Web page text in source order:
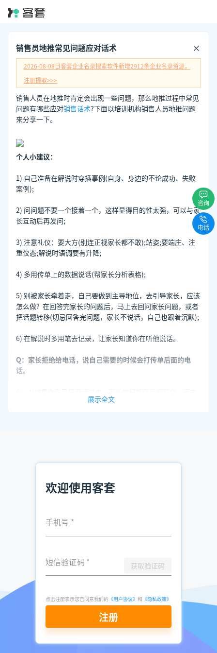
销售员地推常见问题应对话术
2026-08-08日客套企业名录搜索软件新增2912条企业名录资源，
注册提取>>>
销售人员在地推时肯定会出现一些问题，那么地推过程中常见
问题有哪些应对销售话术?下面以培训机构销售人员地推问题
来分享一下。
个人小建议：
1) 自己准备在解说时穿插事例(自身、身边的不论成功、失败
案例);
2) 问问题不要一个接着一个，这样显得目的性太强，可以与家
长互动后再发问;
3) 注意礼仪：要大方(别连正视家长都不敢);站姿;要端庄、注
重仪态;解说时语调要有升降;
4) 多用传单上的数据说话(帮家长分析表格);
5) 别被家长牵着走，自己要做到主导地位，去引导家长，应该
怎么做? 在回答完家长的问题后，马上去回问家长问题，或者
把话题转移(切忌回答完问题，家长不说话，自己也跟着沉默);
6) 在解说时多用笔去记录，让家长知道你在听他说话。
Q：家长拒绝给电话，说自己需要的时候会打传单后面的电
话。
我们的前台转达给老师，然后再安排一个老师给你孩子，这个
一些建议，我相信这肯定会对你们有所帮助的!
⑵家长你可以放心，首先，我们留下联系电话只是方便我们老
多家长会打咨询电话过来，我们的电话一般都是忙线的，比如
放心好了，家长其实我们都和你一样想为了孩子能考上一所理
想的高中。
(注：在说了要电话号码的话术后，别先出声，让家长说话再
看具体情况去回答;在索要电话时，最好去做出写电话的动作;
帮家长开头，如把手机号码前面的“1”讲出来;想问住址等这
些比较具体的情况，可以留在留了电话号码之后再问)
Q：你们这边的收费怎么样?多少钱?(先和家长周旋)
展示全文
欢迎使用客套
手机号 *
短信验证码 * 获取验证码
点击注册表示您已同意我们的 《用户协议》 和 《隐私政策》
注册
咨询
电话